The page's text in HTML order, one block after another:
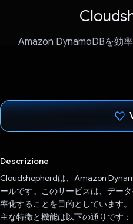
Amazon DynamoDBを効
Descrizione
Cloudshepherdは、Amazon
ールです。このサービスは、デー
率化することを目的としています。
主な特徴と機能は以下の通りです：